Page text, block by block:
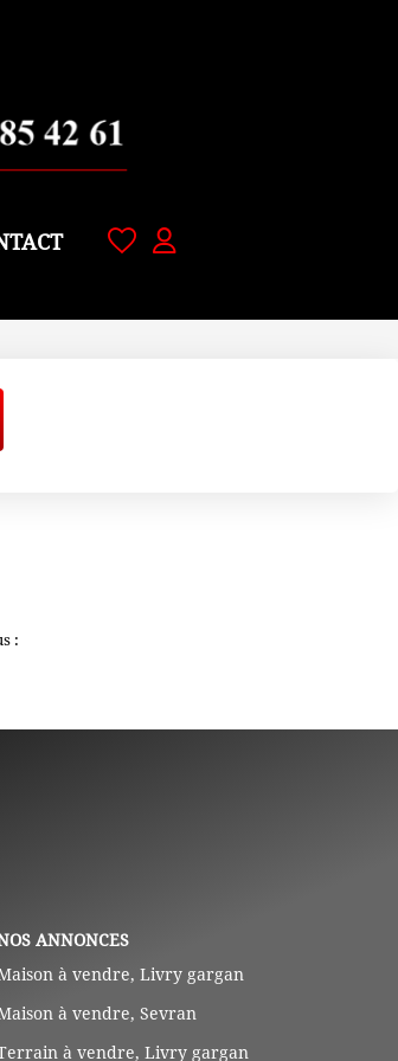
:
ANNONCES
à vendre, Livry gargan
à vendre, Sevran
à vendre, Livry gargan